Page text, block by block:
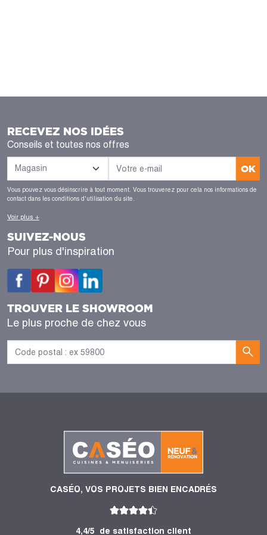
RECEVEZ NOS IDÉES
Conseils et toutes nos offres
OK
Vous pouvez vous désinscrire à tout moment. Vous trouverez pour cela nos informations de
contact dans les conditions d'utilisation du site.
Voir plus +
SUIVEZ-NOUS
Pour plus d'inspiration
TROUVER LE SHOWROOM
Le plus proche de chez vous
CASÉO, VOS PROJETS BIEN ENCADRÉS
4,4/5 de satisfaction client